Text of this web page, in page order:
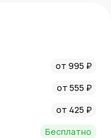
от 995 ₽
от 555 ₽
от 425 ₽
Бесплатно